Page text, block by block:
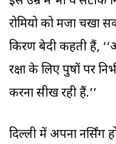
रोमियो को मजा चखा
किरण बेदी कहती हैं,
रक्षा के लिए पुरुषों पर
करना सीख रही हैं.’’
दिल्ली में अपना नर्सिंग